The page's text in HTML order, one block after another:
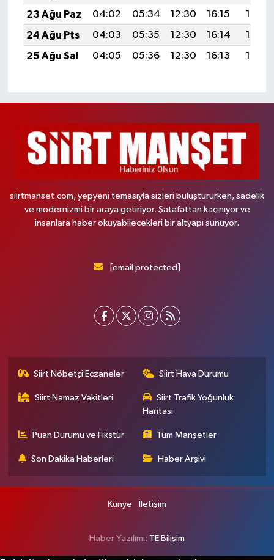
23 Ağu Paz
04:02 05:34 12:30 16:15
19:16
24 Ağu Pts
04:03 05:35 12:30 16:14
19:15
25 Ağu Sal
04:05 05:36 12:30 16:13 19:13
siirtmanset.com, yepyeni temasıyla sizleri buluştururken, sadelik
ve modernizmi bir araya getiriyor. Şatafattan kaçınıyor ve
insanlara haber okuyabilecekleri bir altyapı sunuyor.
[email protected]
Siirt Nöbetçi Eczaneler Siirt Hava Durumu
Siirt Namaz Vakitleri
Siirt Trafik Yoğunluk
Haritası
Puan Durumu ve Fikstür Tüm Manşetler
Son Dakika Haberleri Haber Arşivi
Künye İletişim
Haber Yazılımı: TE Bilişim